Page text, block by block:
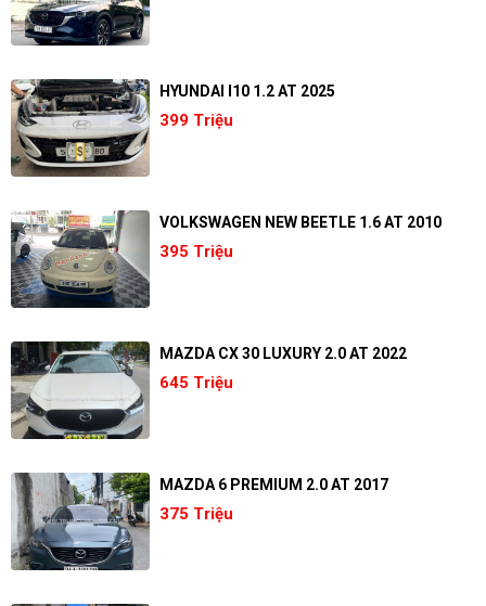
HYUNDAI I10 1.2 AT 2025
399 Triệu
VOLKSWAGEN NEW BEETLE 1.6 AT 2010
395 Triệu
MAZDA CX 30 LUXURY 2.0 AT 2022
645 Triệu
MAZDA 6 PREMIUM 2.0 AT 2017
375 Triệu